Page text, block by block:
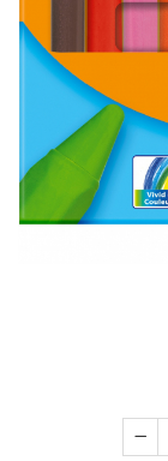
pamantesti
Plastilina
Librarie online
Manuale si
Birotica &
Pixuri
Aspiratoare
Creme si lotiuni